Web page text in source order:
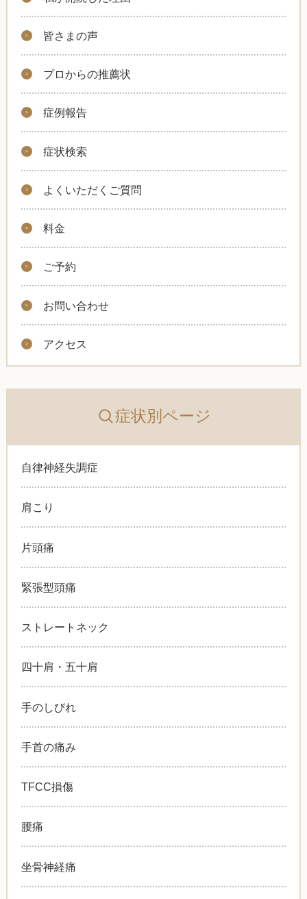
皆さまの声
プロからの推薦状
症例報告
症状検索
よくいただくご質問
料金
ご予約
お問い合わせ
アクセス
症状別ページ
自律神経失調症
肩こり
片頭痛
緊張型頭痛
ストレートネック
四十肩・五十肩
手のしびれ
手首の痛み
TFCC損傷
腰痛
坐骨神経痛